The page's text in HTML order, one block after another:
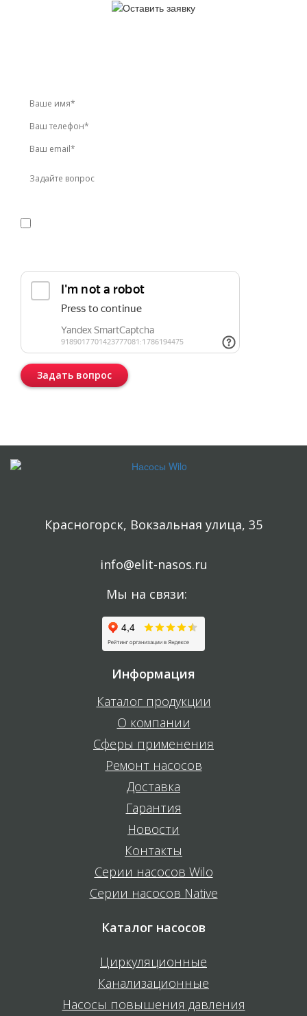
Задать вопрос
Красногорск, Вокзальная улица, 35
info@elit-nasos.ru
Мы на связи:
Информация
Каталог продукции
О компании
Сферы применения
Ремонт насосов
Доставка
Гарантия
Новости
Контакты
Серии насосов Wilo
Серии насосов Native
Каталог насосов
Циркуляционные
Канализационные
Насосы повышения давления